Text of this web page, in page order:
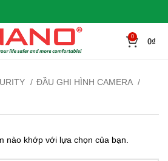
0
0₫
ĐẦU GHI HÌNH CAMERA
nào khớp với lựa chọn của bạn.